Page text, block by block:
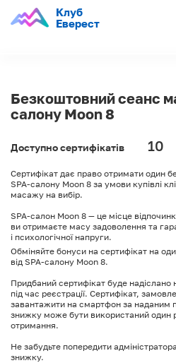
Клуб
Еверест
Безкоштовний сеанс
салону Moon 8
Доступно сертифікатів 10
Сертифікат дає право отримати один
SPA-салону Moon 8 за умови купівлі
масажу на вибір.
SPA-салон Moon 8 — це місце
ви отримаєте масу задоволення та
і психологічної напруги.
Обміняйте бонуси на сертифікат на
від SPA-салону Moon 8.
Придбаний сертифікат буде
під час реєстрації. Сертифікат,
завантажити на смартфон за наданим
знижку може бути використаний один
отримання.
Не забудьте попередити
знижку.